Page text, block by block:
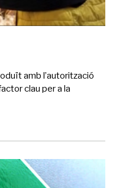
amb l’autorització
clau per a la